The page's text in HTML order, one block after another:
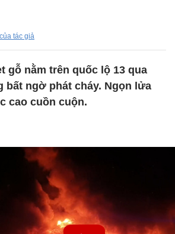
tác giả
gỗ nằm trên quốc lộ 13 qua
bất ngờ phát cháy. Ngọn lửa
cao cuồn cuộn.